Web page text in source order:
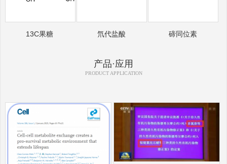
13C果糖 氘代盐酸 碲同位素
产品·应用
PRODUCT APPLICATION